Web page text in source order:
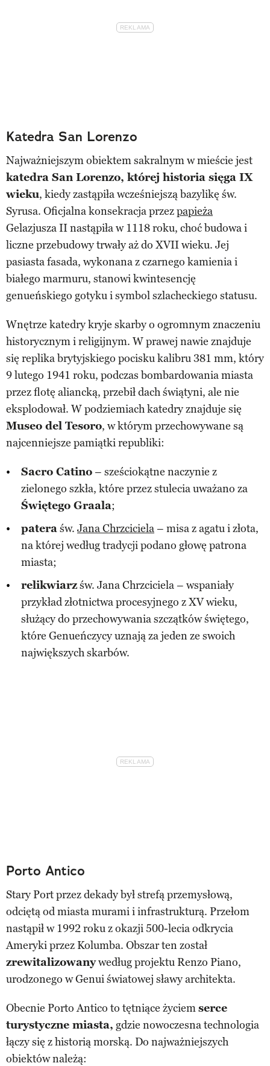
Katedra San Lorenzo
Najważniejszym obiektem sakralnym w mieście jest
katedra San Lorenzo, której historia sięga IX
wieku, kiedy zastąpiła wcześniejszą bazylikę św.
Syrusa. Oficjalna konsekracja przezpapieża
Gelazjusza II nastąpiła w 1118 roku, choć budowa i
liczne przebudowy trwały aż do XVII wieku. Jej
pasiasta fasada, wykonana z czarnego kamienia i
białego marmuru, stanowi kwintesencję
genueńskiego gotyku i symbol szlacheckiego statusu.
Wnętrze katedry kryje skarby o ogromnym znaczeniu
historycznym i religijnym. W prawej nawie znajduje
się replika brytyjskiego pocisku kalibru 381 mm, który
9 lutego 1941 roku, podczas bombardowania miasta
przez flotę aliancką, przebił dach świątyni, ale nie
eksplodował. W podziemiach katedry znajduje się
Museo del Tesoro, w którym przechowywane są
najcenniejsze pamiątki republiki:
Sacro Catino– sześciokątne naczynie z
zielonego szkła, które przez stulecia uważano za
Świętego Graala;
pateraśw. Jana Chrzciciela– misa z agatu i złota,
na której według tradycji podano głowę patrona
miasta;
relikwiarzśw. Jana Chrzciciela – wspaniały
przykład złotnictwa procesyjnego z XV wieku,
służący do przechowywania szczątków świętego,
które Genueńczycy uznają za jeden ze swoich
największych skarbów.
Porto Antico
Stary Port przez dekady był strefą przemysłową,
odciętą od miasta murami i infrastrukturą. Przełom
nastąpił w 1992 roku z okazji 500-lecia odkrycia
Ameryki przez Kolumba. Obszar ten został
zrewitalizowanywedług projektu Renzo Piano,
urodzonego w Genui światowej sławy architekta.
Obecnie Porto Antico to tętniące życiemserce
turystyczne miasta, gdzie nowoczesna technologia
łączy się z historią morską. Do najważniejszych
obiektów należą: